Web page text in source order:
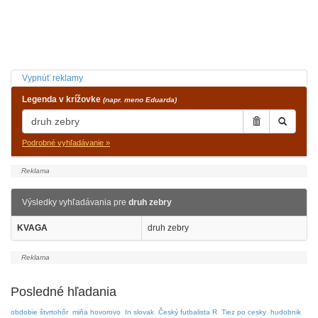
Vypnúť reklamy
Legenda v krížovke (napr. meno Eduarda)
Podrobné vyhľadávanie »
Výsledky vyhľadávania pre druh zebry
KVAGA druh zebry
Posledné hľadania
obdobie štvrtohôr miňa hovorovo In slovak Český futbalista R Tiez po cesky hudobnik